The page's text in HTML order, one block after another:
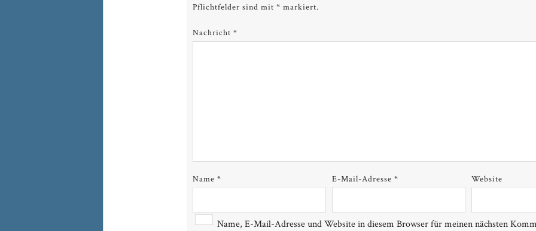
Pflichtfelder sind mit* markiert.
Nachricht*
Name* E-Mail-Adresse* Website
Name, E-Mail-Adresse und Website in diesem Browser für meinen nächsten